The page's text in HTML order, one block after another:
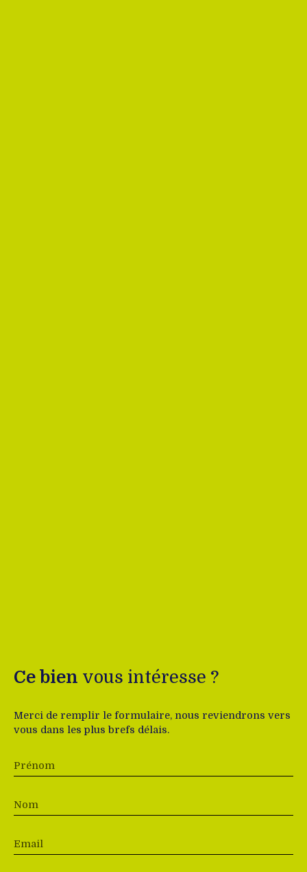
Ce bien vous intéresse ?
Merci de remplir le formulaire, nous reviendrons vers
vous dans les plus brefs délais.
Prénom
Nom
Email